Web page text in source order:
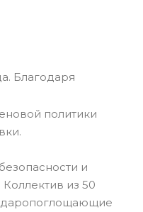
Благодаря
политики
и
из 50